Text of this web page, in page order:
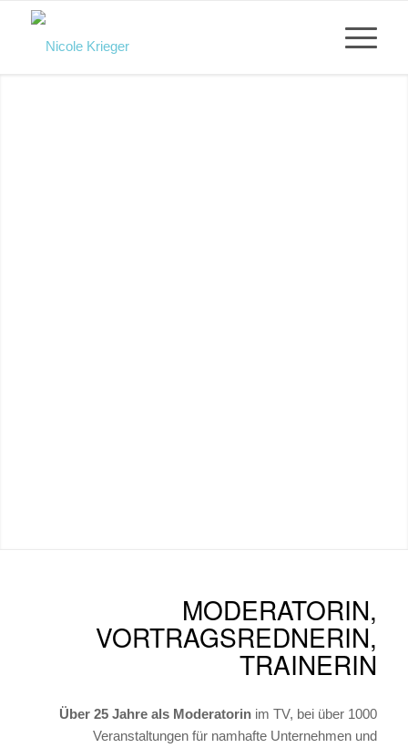
MODERATORIN,
VORTRAGSREDNERIN,
TRAINERIN
Über 25 Jahre als Moderatorin im TV, bei über 1000
Veranstaltungen für namhafte Unternehmen und